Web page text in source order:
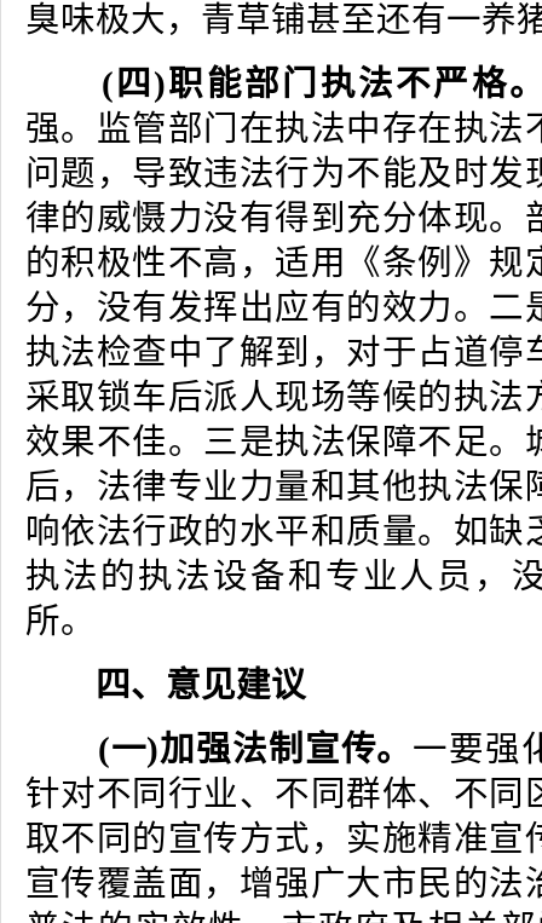
臭味极大，青草铺甚至还有一养
(四)职能部门执法不严格
强。监管部门在执法中存在执法
问题，导致违法行为不能及时发
律的威慑力没有得到充分体现。
的积极性不高，适用《条例》规
分，没有发挥出应有的效力。二
执法检查中了解到，对于占道停
采取锁车后派人现场等候的执法
效果不佳。三是执法保障不足。
后，法律专业力量和其他执法保
响依法行政的水平和质量。如缺
执法的执法设备和专业人员，
所。
四、意见建议
(一)加强法制宣传。 一要强
针对不同行业、不同群体、不同
取不同的宣传方式，实施精准宣
宣传覆盖面，增强广大市民的法